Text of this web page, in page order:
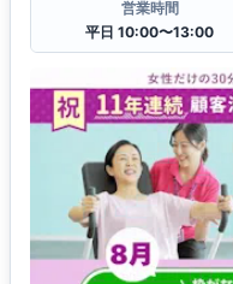
営業時間
平日 10:00〜13:00